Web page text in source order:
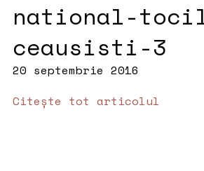
national-
ceausisti-3
20 septembrie 2016
Citește tot articolul